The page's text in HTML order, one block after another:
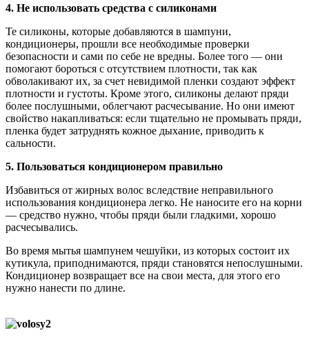
4. Не использовать средства с силиконами
Те силиконы, которые добавляются в шампуни,
кондиционеры, прошли все необходимые проверки
безопасности и сами по себе не вредны. Более того — они
помогают бороться с отсутствием плотности, так как
обволакивают их, за счет невидимой пленки создают эффект
плотности и густоты. Кроме этого, силиконы делают пряди
более послушными, облегчают расчесывание. Но они имеют
свойство накапливаться: если тщательно не промывать пряди,
пленка будет затруднять кожное дыхание, приводить к
сальности.
5. Пользоваться кондиционером правильно
Избавиться от жирных волос вследствие неправильного
использования кондиционера легко. Не наносите его на корни
— средство нужно, чтобы пряди были гладкими, хорошо
расчесывались.
Во время мытья шампунем чешуйки, из которых состоит их
кутикула, приподнимаются, пряди становятся непослушными.
Кондиционер возвращает все на свои места, для этого его
нужно нанести по длине.